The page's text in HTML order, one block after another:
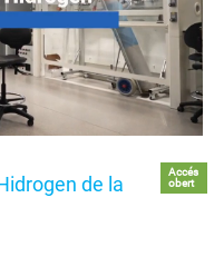
de la
Accés
obert